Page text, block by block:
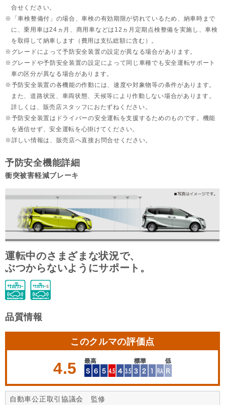
合せください。
「車検整備付」の場合、車検の有効期限が切れているため、納車時まで
に、乗用車は24ヵ月、 商用車などは12ヵ月定期点検整備を実施し、車検
を取得して納車します（費用は支払総額に含む）。
グレードによって予防安全装置の設定が異なる場合があります。
グレードや予防安全装置の設定によって同じ車種でも安全運転サポート
車の区分が異なる場合があります。
予防安全装置の各機能の作動には、速度や対象物等の条件があります。
また、道路状況、車両状態、天候等により作動しない場合があります。
詳しくは、販売店スタッフにおたずねください。
予防安全装置はドライバーの安全運転を支援するためのものです。機能
を過信せず、安全運転を心掛けてください。
詳しい情報は、販売店へ直接お問合せください。
予防安全機能詳細
衝突被害軽減ブレーキ
運転中のさまざまな状況で、
ぶつからないようにサポート。
品質情報
このクルマの評価点
4.5
自動車公正取引協議会 監修